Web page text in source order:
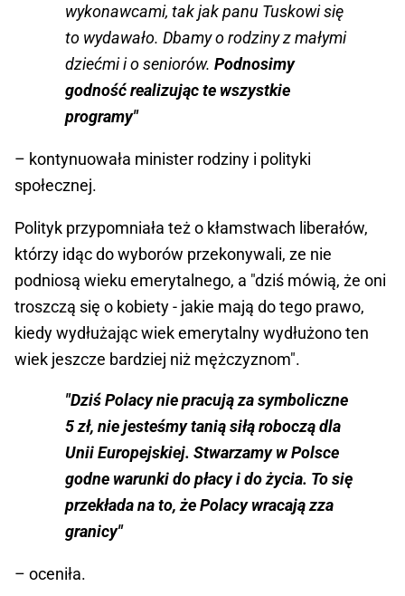
wykonawcami, tak jak panu Tuskowi się
to wydawało. Dbamy o rodziny z małymi
dziećmi i o seniorów. Podnosimy
godność realizując te wszystkie
programy"
– kontynuowała minister rodziny i polityki
społecznej.
Polityk przypomniała też o kłamstwach liberałów,
którzy idąc do wyborów przekonywali, ze nie
podniosą wieku emerytalnego, a "dziś mówią, że oni
troszczą się o kobiety - jakie mają do tego prawo,
kiedy wydłużając wiek emerytalny wydłużono ten
wiek jeszcze bardziej niż mężczyznom".
"Dziś Polacy nie pracują za symboliczne
5 zł, nie jesteśmy tanią siłą roboczą dla
Unii Europejskiej. Stwarzamy w Polsce
godne warunki do płacy i do życia. To się
przekłada na to, że Polacy wracają zza
granicy"
– oceniła.